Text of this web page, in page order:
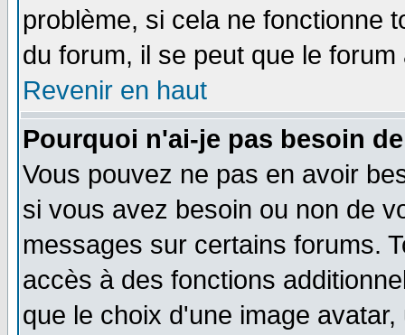
problème, si cela ne fonctionne
du forum, il se peut que le
Revenir en haut
Pourquoi n'ai-je pas besoin
Vous pouvez ne pas en avoir
si vous avez besoin ou non de
messages sur certains forums.
accès à des fonctions
que le choix d'une image